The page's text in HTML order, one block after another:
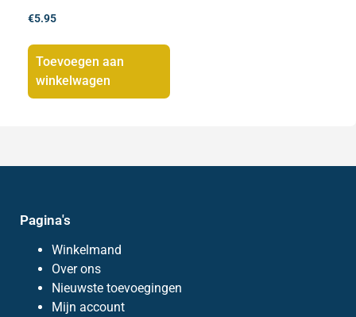
€5.95
Toevoegen aan
winkelwagen
Pagina's
Winkelmand
Over ons
Nieuwste toevoegingen
Mijn account